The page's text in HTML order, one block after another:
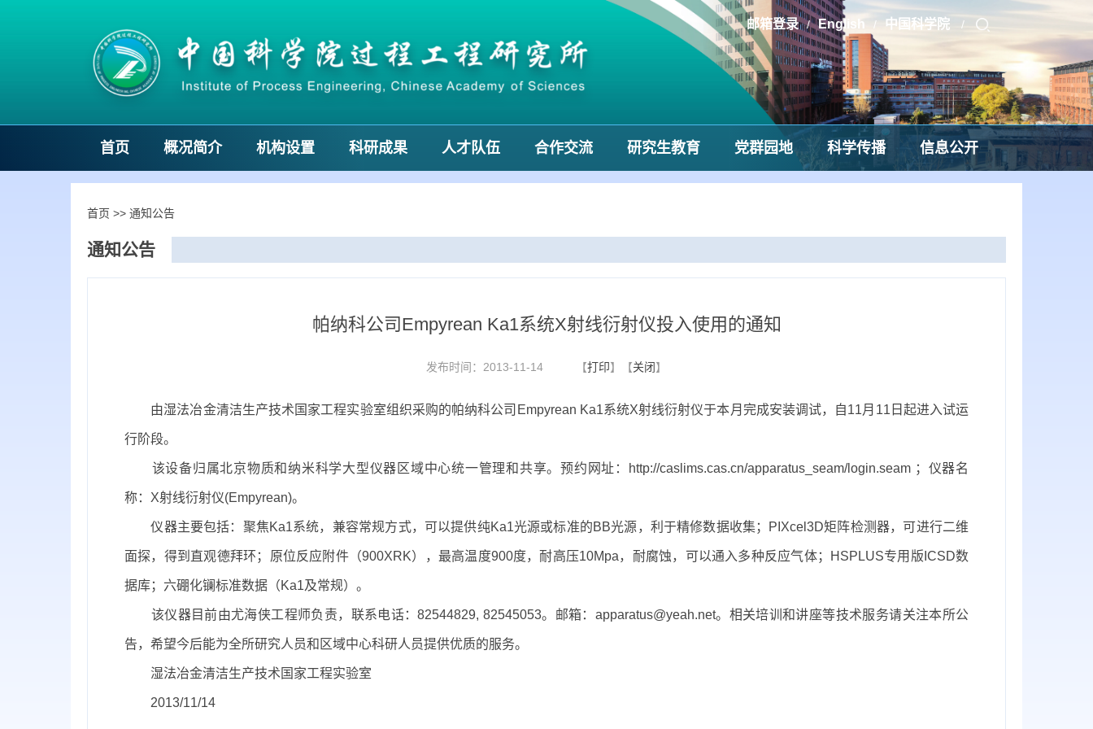
邮箱登录 / English / 中国科学院 /
首页 概况简介 机构设置 科研成果 人才队伍 合作交流 研究生教育 党群园地 科学传播 信息公开
首页 >> 通知公告
通知公告
帕纳科公司Empyrean Ka1系统X射线衍射仪投入使用的通知
发布时间：2013-11-14 【打印】【关闭】
由湿法冶金清洁生产技术国家工程实验室组织采购的帕纳科公司 Empyrean Ka1系统X射线衍射仪于本月完成安装调试，自11月 11 日起进入试运
行阶段。
该设备归属北京物质和纳米科学大型仪器区域中心统一管理和共享。预约网址： http://caslims.cas.cn/apparatus_seam/login.seam ；仪器名
称： X射线衍射仪(Empyrean)。
仪器主要包括：聚焦Ka1系统，兼容常规方式，可以提供纯Ka1光源或标准的BB光源，利于精修数据收集； PIXcel3D矩阵检测器，可进行二维
面探，得到直观德拜环；原位反应附件（900XRK），最高温度900度，耐高压10Mpa，耐腐蚀，可以通入多种反应气体； HSPLUS专用版 ICSD数
据库；六硼化镧标准数据（Ka1及常规）。
该仪器目前由尤海侠工程师负责，联系电话：82544829, 82545053。邮箱： apparatus@yeah.net。相关培训和讲座等技术服务请关注本所公
告，希望今后能为全所研究人员和区域中心科研人员提供优质的服务。
湿法冶金清洁生产技术国家工程实验室
2013/11/14